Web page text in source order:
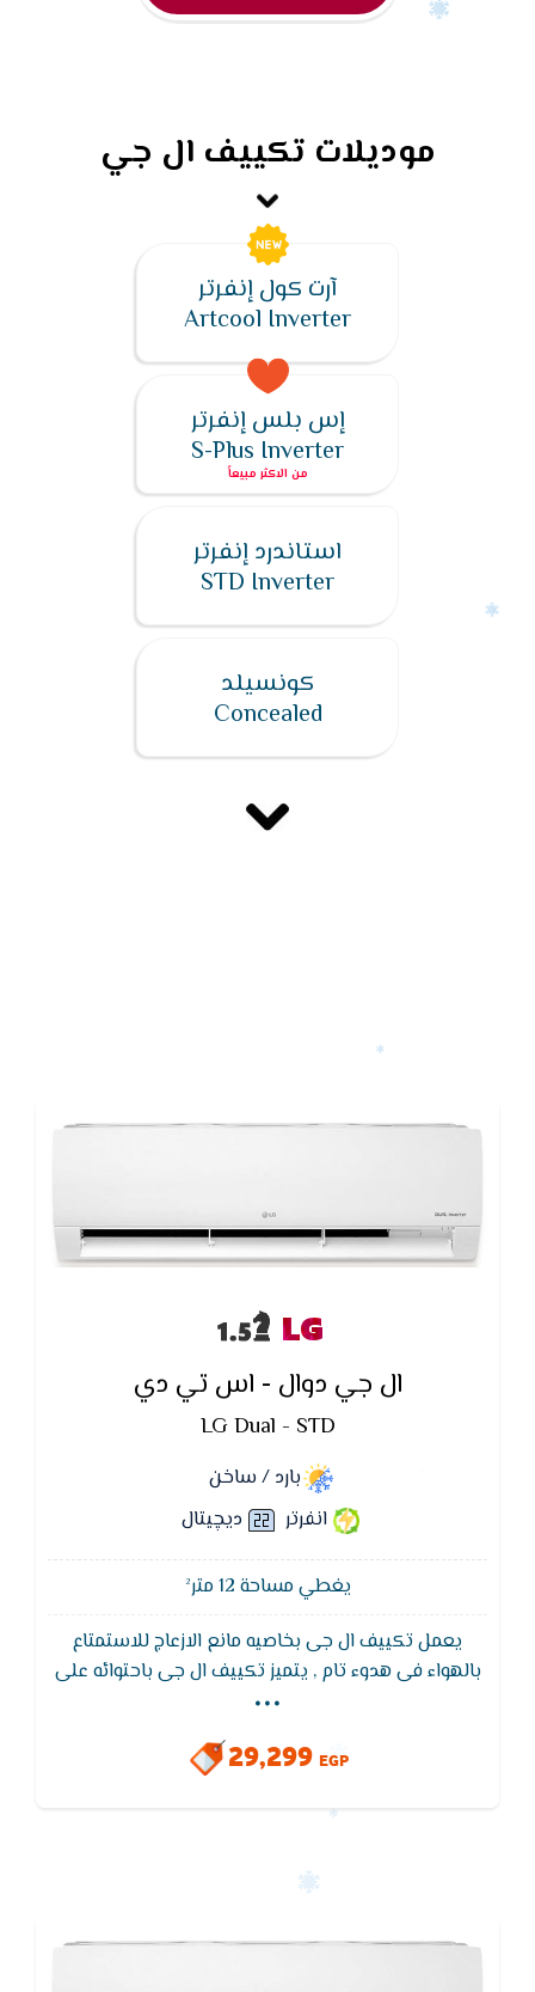
موديلات تكييف ال جي
آرت كول إنفرتر
Artcool Inverter
إس بلس إنفرتر
S-Plus Inverter
استاندرد إنفرتر
STD Inverter
كونسيلد
Concealed
LG
ال جي دوال - اس تي دي
LG Dual - STD
بارد / ساخن
انفرتر
ديچيتال
يغطي مساحة 12 متر²
يعمل تكييف ال جى بخاصيه مانع الازعاج للاستمتاع
بالهواء فى هدوء تام , يتميز تكييف ال جى باحتوائه على
خاصية الانفرتر التى تعمل على تقليل استهلاك الكهرباء
الغرفة
...
29,299 EGP